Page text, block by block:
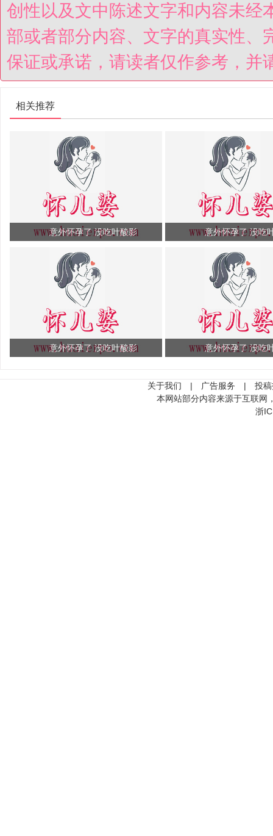
创性以及文中陈述文字和内容未经
部或者部分内容、文字的真实性、
保证或承诺，请读者仅作参考，并
相关推荐
意外怀孕了 没吃叶酸影 意外怀孕了 没吃
意外怀孕了 没吃叶酸影 意外怀孕了 没吃
关于我们 | 广告服务 |
投
本网站部分内容来源于互联网
浙